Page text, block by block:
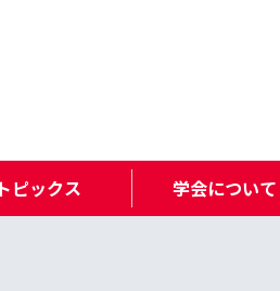
トピックス 学会について